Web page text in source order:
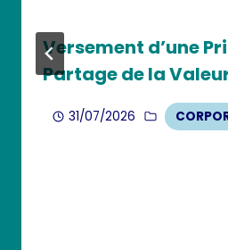
Versement d’une
Partage de la
31/07/2026